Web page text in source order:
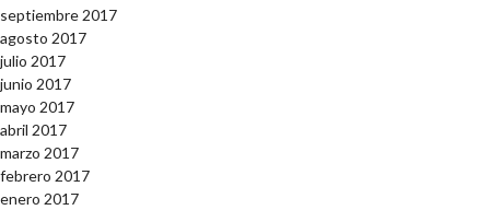
septiembre 2017
agosto 2017
julio 2017
junio 2017
mayo 2017
abril 2017
marzo 2017
febrero 2017
enero 2017